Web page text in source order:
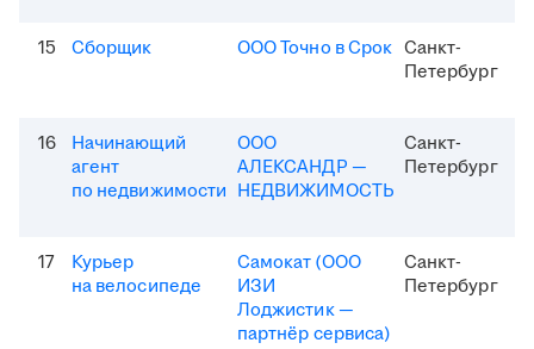
15 Сборщик ООО Точно в Срок Санкт-
Петербург
16
Начинающий
агент
по недвижимости
ООО
АЛЕКСАНДР —
НЕДВИЖИМОСТЬ
Санкт-
Петербург
17
Курьер
на велосипеде
Самокат (ООО
ИЗИ
Лоджистик —
партнёр сервиса)
Санкт-
Петербург